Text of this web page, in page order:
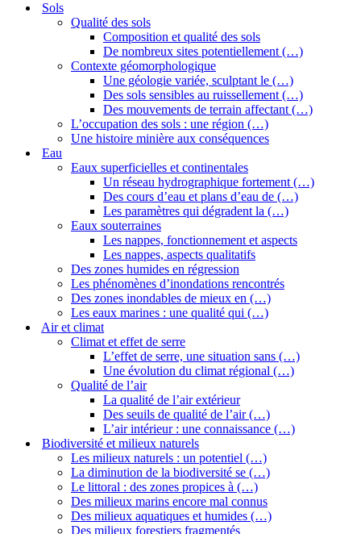
Sols
Qualité des sols
Composition et qualité des sols
De nombreux sites potentiellement (…)
Contexte géomorphologique
Une géologie variée, sculptant le (…)
Des sols sensibles au ruissellement (…)
Des mouvements de terrain affectant (…)
L’occupation des sols : une région (…)
Une histoire minière aux conséquences
Eau
Eaux superficielles et continentales
Un réseau hydrographique fortement (…)
Des cours d’eau et plans d’eau de (…)
Les paramètres qui dégradent la (…)
Eaux souterraines
Les nappes, fonctionnement et aspects
Les nappes, aspects qualitatifs
Des zones humides en régression
Les phénomènes d’inondations rencontrés
Des zones inondables de mieux en (…)
Les eaux marines : une qualité qui (…)
Air et climat
Climat et effet de serre
L’effet de serre, une situation sans (…)
Une évolution du climat régional (…)
Qualité de l’air
La qualité de l’air extérieur
Des seuils de qualité de l’air (…)
L’air intérieur : une connaissance (…)
Biodiversité et milieux naturels
Les milieux naturels : un potentiel (…)
La diminution de la biodiversité se (…)
Le littoral : des zones propices à (…)
Des milieux marins encore mal connus
Des milieux aquatiques et humides (…)
Des milieux forestiers fragmentés